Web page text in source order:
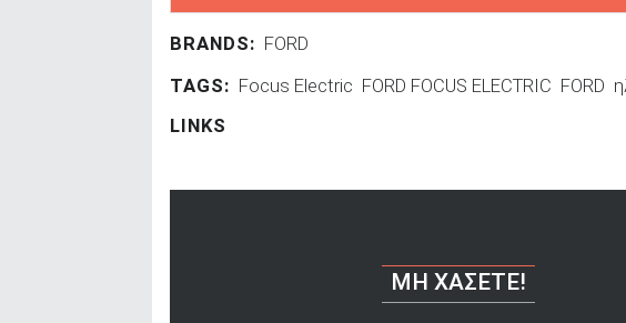
BRANDS: FORD
TAGS: Focus Electric FORD FOCUS ELECTRIC FORD
LINKS
ΜΗ ΧΆΣΕΤΕ!